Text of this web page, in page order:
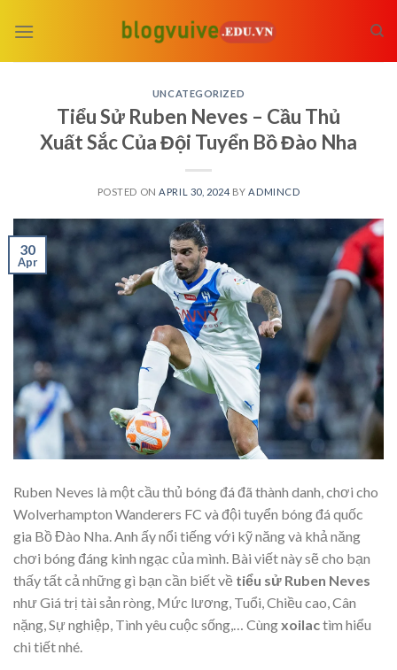
UNCATEGORIZED
Tiểu Sử Ruben Neves – Cầu Thủ
Xuất Sắc Của Đội Tuyển Bồ Đào Nha
POSTED ON APRIL 30, 2024 BY ADMINCD
30
Apr
Ruben Neves là một cầu thủ bóng đá đã thành danh, chơi cho
Wolverhampton Wanderers FC và đội tuyển bóng đá quốc
gia Bồ Đào Nha. Anh ấy nổi tiếng với kỹ năng và khả năng
chơi bóng đáng kinh ngạc của mình. Bài viết này sẽ cho bạn
thấy tất cả những gì bạn cần biết về tiểu sử Ruben Neves
như Giá trị tài sản ròng, Mức lương, Tuổi, Chiều cao, Cân
nặng, Sự nghiệp, Tình yêu cuộc sống,… Cùngxoilactìm hiểu
chi tiết nhé.